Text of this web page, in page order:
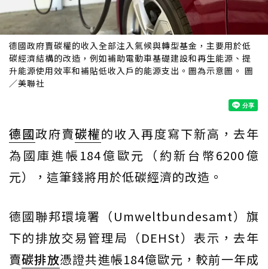
德國政府賣碳權的收入全部注入氣候與轉型基金，主要用於低
碳經濟結構的改造，例如補助電動車基礎建設和再生能源、提
升能源使用效率和補貼低收入戶的能源支出。圖為示意圖。 圖
／美聯社
德國政府賣碳權的收入再度寫下新高，去年
為國庫進帳184億歐元（約新台幣6200億
元），這筆錢將用於低碳經濟的改造。
德國聯邦環境署（Umweltbundesamt）旗
下的排放交易管理局（DEHSt）表示，去年
賣碳排放憑證共進帳184億歐元，較前一年成